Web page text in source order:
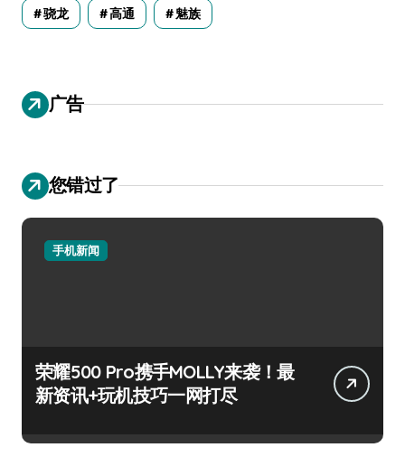
骁龙 高通 魅族
广告
您错过了
手机新闻
荣耀500 Pro携手MOLLY来袭！最
新资讯+玩机技巧一网打尽